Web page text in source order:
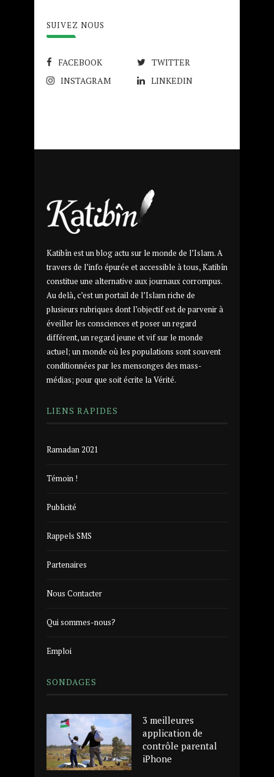
SUIVEZ NOUS
FACEBOOK
TWITTER
INSTAGRAM
LINKEDIN
Katibîn est un blog actu sur le monde de l’Islam. A
travers de l’info épurée et accessible à tous, Katibîn
constitue une alternative aux journaux corrompus.
Au delà, c’est un portail de l’Islam riche de
plusieurs rubriques dont l’objectif est de parvenir à
éveiller les consciences et poser un regard
différent, un regard jeune et vif sur le monde
actuel; un monde où les populations sont souvent
conditionnées par les mensonges des mass-
médias; pour que soit écrite la Vérité.
LIENS RAPIDES
Ramadan 2021
Témoin !
Publicité
Rappels SMS
Partenaires
Nous Contacter
Qui sommes-nous?
Emploi
SONDAGES
3 meilleures
application de
contrôle parental
iPhone